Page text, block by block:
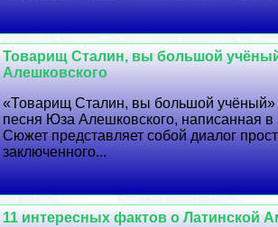
Товарищ Сталин, вы большой
Алешковского
«Товарищ Сталин, вы большой учёный»
песня Юза Алешковского, написанная в
Сюжет представляет собой диалог
заключенного...
11 интересных фактов о Латинской